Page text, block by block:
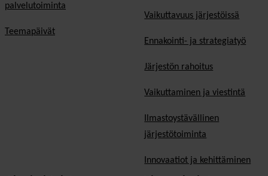
palvelutoiminta
Teemapäivät
Vaikuttavuus järjestöissä
Ennakointi- ja strategiatyö
Järjestön rahoitus
Vaikuttaminen ja viestintä
Ilmastoystävällinen
järjestötoiminta
Innovaatiot ja kehittäminen